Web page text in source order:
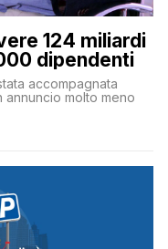
124 miliardi
dipendenti
accompagnata
molto meno